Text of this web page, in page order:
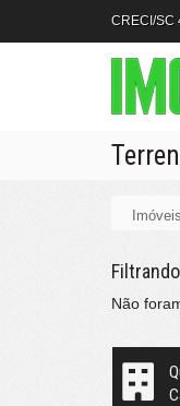
CRECI/SC
Não